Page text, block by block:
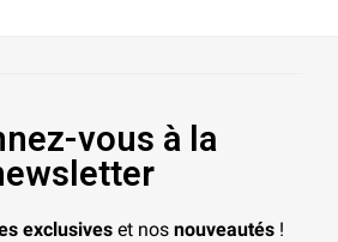
vous à la
exclusives et nos nouveautés !